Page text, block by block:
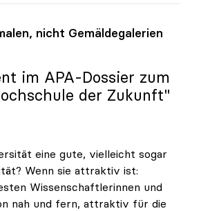
nicht Gemäldegalerien
im APA-Dossier zum
der Zukunft"
eine gute, vielleicht sogar
Wenn sie attraktiv ist:
Wissenschaftlerinnen und
nah und fern, attraktiv für die